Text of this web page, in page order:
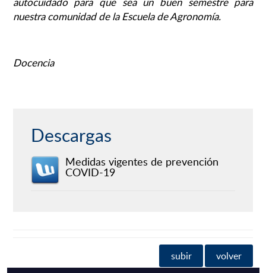
nuestra comunidad de la Escuela de Agronomía.
Docencia
Descargas
Medidas vigentes de prevención
COVID-19
subir volver